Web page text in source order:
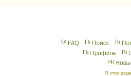
FAQ Поиск
Профиль
В этом